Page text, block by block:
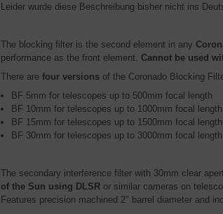
Leider wurde diese Beschreibung bisher nicht ins
The blocking filter is the second element in any
performance as the front element. Cannot be used
There are four versions of the Coronado Blocking
BF 5mm for telescopes up to 500mm focal length
BF 10mm for telescopes up to 1000mm focal length
BF 15mm for telescopes up to 1500mm focal length
BF 30mm for telescopes up to 3000mm focal length
The secondary interference filter with 30mm clear
of the Sun using DLSR or similar cameras on
Features precision machined 2" barrel diameter and